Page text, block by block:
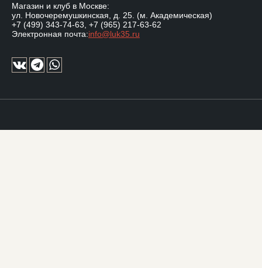
Магазин и клуб в Москве:
ул. Новочеремушкинская, д. 25. (м. Академическая)
+7 (499) 343-74-63 +7 (965) 217-63-62
Электронная почта:info@luk35.ru